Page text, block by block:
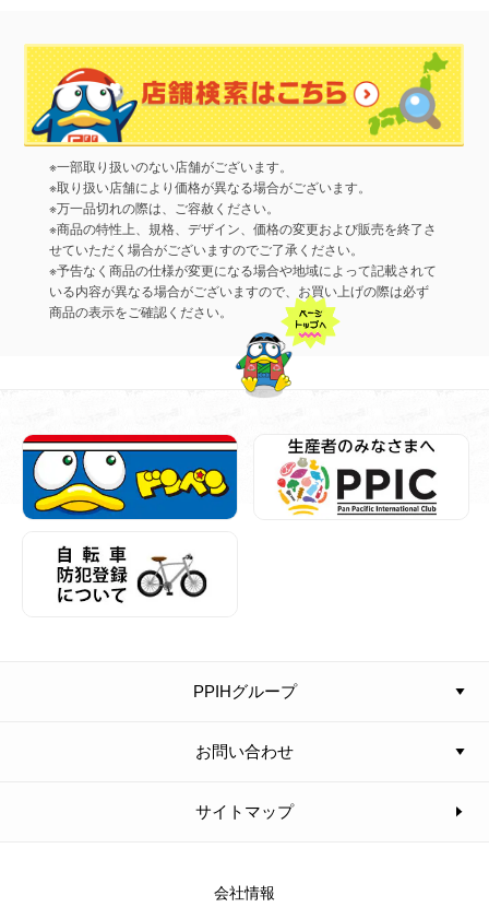
※一部取り扱いのない店舗がございます。
※取り扱い店舗により価格が異なる場合がございます。
※万一品切れの際は、ご容赦ください。
※商品の特性上、規格、デザイン、価格の変更および販売を終了さ
せていただく場合がございますのでご了承ください。
※予告なく商品の仕様が変更になる場合や地域によって記載されて
いる内容が異なる場合がございますので、お買い上げの際は必ず
商品の表示をご確認ください。
PPIHグループ
お問い合わせ
サイトマップ
会社情報